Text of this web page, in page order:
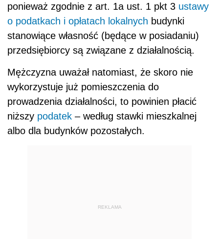
ponieważ zgodnie z art. 1a ust. 1 pkt 3 ustawy
o podatkach i opłatach lokalnych budynki
stanowiące własność (będące w posiadaniu)
przedsiębiorcy są związane z działalnością.
Mężczyzna uważał natomiast, że skoro nie
wykorzystuje już pomieszczenia do
prowadzenia działalności, to powinien płacić
niższy podatek – według stawki mieszkalnej
albo dla budynków pozostałych.
REKLAMA